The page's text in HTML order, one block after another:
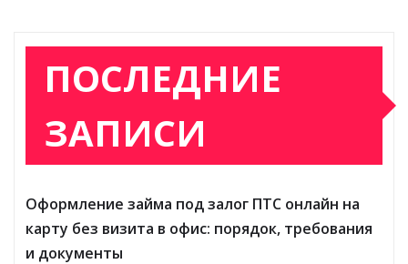
ПОСЛЕДНИЕ
ЗАПИСИ
Оформление займа под залог ПТС онлайн на
карту без визита в офис: порядок, требования
и документы